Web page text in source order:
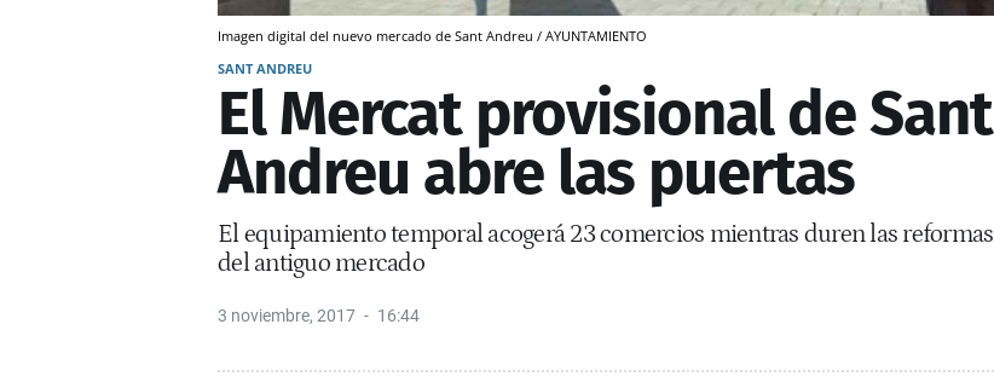
Imagen digital del nuevo mercado de Sant Andreu / AYUNTAMIENTO
SANT ANDREU
El Mercat provisional de Sant
Andreu abre las puertas
El equipamiento temporal acogerá 23 comercios mientras duren las reformas
del antiguo mercado
3 noviembre, 2017 16:44